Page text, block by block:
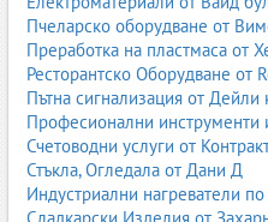
качеството на обработката е
стандарти определят степента
Основни стандарти:
ISO 8501– степени на
повърхности;
ISO 8503– грапавост на
пясъкоструене;
SSPC– американски
Пчеларско оборудване от
Преработка на пластмаса от
Ресторантско Оборудване от
Пътна сигнализация от Дейли
Професионални инструменти
Счетоводни услуги от
Стъкла, Огледала от Дани Д
Индустриални нагреватели